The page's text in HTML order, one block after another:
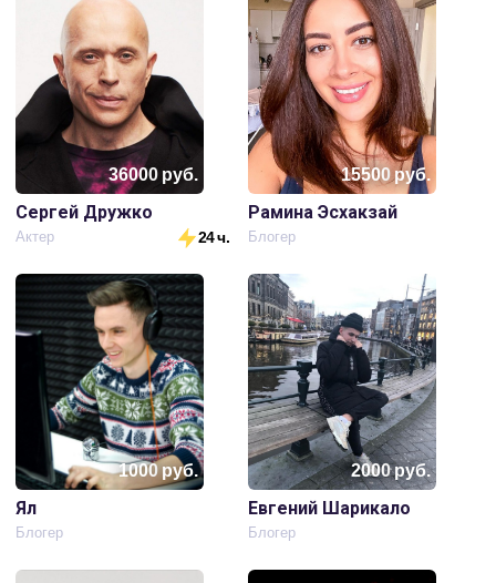
36000руб.
Сергей Дружко
Актер 24 ч.
15500руб.
Рамина Эсхакзай
Блогер
1000руб.
Ял
Блогер
2000руб.
Евгений Шарикало
Блогер